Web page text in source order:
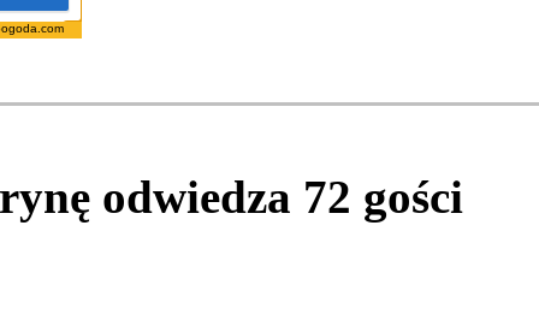
odwiedza 72 gości